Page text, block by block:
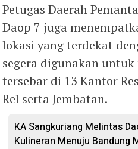
Petugas Daerah
Daop 7 juga
lokasi yang terdekat
segera digunakan
tersebar di 13 Kantor
Rel serta Jembatan.
KA Sangkuriang Melintas
Kulineran Menuju Bandung